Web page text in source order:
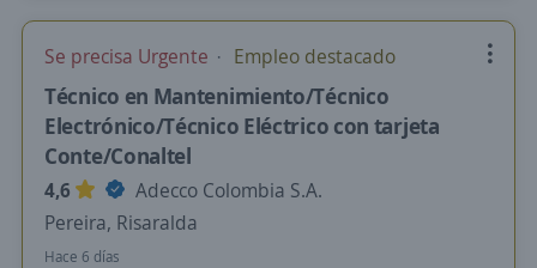
Se precisa Urgente Empleo destacado
Técnico en Mantenimiento/Técnico
Electrónico/Técnico Eléctrico con tarjeta
Conte/Conaltel
4,6
Adecco Colombia S.A.
Pereira, Risaralda
Hace 6 días